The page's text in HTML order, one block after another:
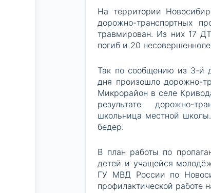
На территории
дорожно-транспортных
травмирован. Из них 17
погиб и 20
Так по сообщению из 3-й
дня произошло дорожно-
Микрорайон в селе
результате дорожно-
школьница местной
бедер.
В план работы по
детей и учащейся
ГУ МВД России по
профилактической работе